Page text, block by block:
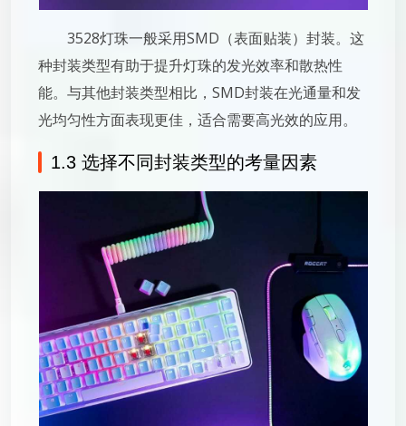
3528灯珠一般采用SMD（表面贴装）封装。这
种封装类型有助于提升灯珠的发光效率和散热性
能。与其他封装类型相比，SMD封装在光通量和发
光均匀性方面表现更佳，适合需要高光效的应用。
1.3 选择不同封装类型的考量因素